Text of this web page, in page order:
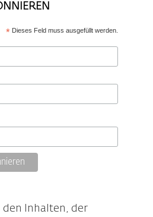
* Dieses Feld muss ausgefüllt werden.
den Inhalten, der